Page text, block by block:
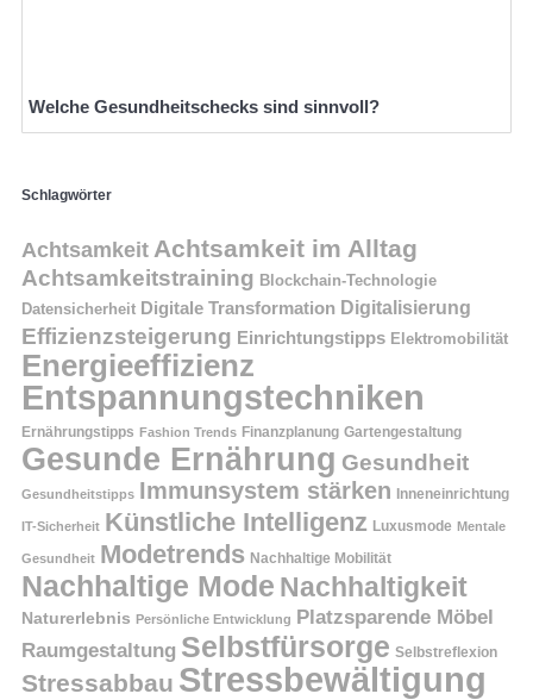
Welche Gesundheitschecks sind sinnvoll?
Schlagwörter
Achtsamkeit Achtsamkeit im Alltag
Achtsamkeitstraining Blockchain-Technologie
Datensicherheit Digitale Transformation Digitalisierung
Effizienzsteigerung Einrichtungstipps Elektromobilität
Energieeffizienz
Entspannungstechniken
Ernährungstipps Fashion Trends Finanzplanung Gartengestaltung
Gesunde Ernährung Gesundheit
Gesundheitstipps Immunsystem stärken Inneneinrichtung
IT-Sicherheit Künstliche Intelligenz Luxusmode Mentale
Gesundheit Modetrends Nachhaltige Mobilität
Nachhaltige Mode Nachhaltigkeit
Naturerlebnis Persönliche Entwicklung Platzsparende Möbel
Raumgestaltung Selbstfürsorge Selbstreflexion
Stressabbau Stressbewältigung